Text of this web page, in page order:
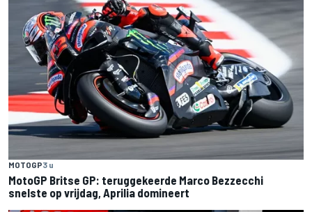
MOTOGP3 u
MotoGP Britse GP: teruggekeerde Marco Bezzecchi
snelste op vrijdag, Aprilia domineert